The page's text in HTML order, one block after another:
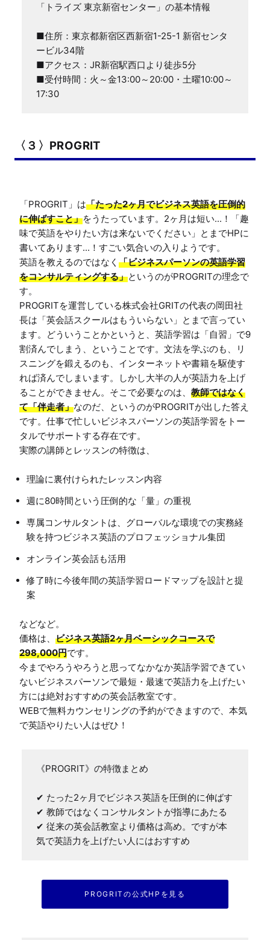
「トライズ 東京新宿センター」の基本情報
■住所：東京都新宿区西新宿1-25-1 新宿センタ
ービル34階
■アクセス：JR新宿駅西口より徒歩5分
■受付時間：火～金13:00～20:00・土曜10:00～
17:30
〈３〉PROGRIT
「PROGRIT」は「たった2ヶ月でビジネス英語を圧倒的
に伸ばすこと」をうたっています。2ヶ月は短い...！「趣
味で英語をやりたい方は来ないでください」とまでHPに
書いてあります...！すごい気合いの入りようです。
英語を教えるのではなく 「ビジネスパーソンの英語学習
をコンサルティングする」というのがPROGRITの理念で
す。
PROGRITを運営している株式会社GRITの代表の岡田社
長は「英会話スクールはもういらない」とまで言ってい
ます。どういうことかというと、英語学習は「自習」で9
割済んでしまう、ということです。文法を学ぶのも、リ
スニングを鍛えるのも、インターネットや書籍を駆使す
れば済んでしまいます。しかし大半の人が英語力を上げ
ることができません。そこで必要なのは、 教師ではなく
て「伴走者」なのだ、というのがPROGRITが出した答え
です。仕事で忙しいビジネスパーソンの英語学習をトー
タルでサポートする存在です。
理論に裏付けられたレッスン内容
週に80時間という圧倒的な「量」の重視
専属コンサルタントは、グローバルな環境での実務経
験を持つビジネス英語のプロフェッショナル集団
オンライン英会話も活用
修了時に今後年間の英語学習ロードマップを設計と提
案
などなど。
価格は、 ビジネス英語2ヶ月ベーシックコースで
298,000円です。
今までやろうやろうと思ってなかなか英語学習できてい
ないビジネスパーソンで最短・最速で英語力を上げたい
方には絶対おすすめの英会話教室です。
WEBで無料カウンセリングの予約ができますので、本気
《PROGRIT》の特徴まとめ
✔ たった2ヶ月でビジネス英語を圧倒的に伸ばす
✔ 教師ではなくコンサルタントが指導にあたる
✔ 従来の英会話教室より価格は高め。ですが本
気で英語力を上げたい人にはおすすめ
PROGRITの公式HPを見る